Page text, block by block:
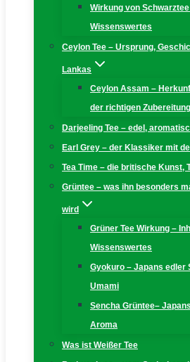
Wirkung von
Wissenswertes
Ceylon Tee – Ursprung,
Lankas
Ceylon Assam –
der richtigen Zubereitung
Darjeeling Tee – edel,
Earl Grey – der Klassiker mit
Tea Time – die britische Kunst,
Grüntee – was ihn besonders
wird
Grüner Tee Wirkung –
Wissenswertes
Gyokuro – Japans edler
Umami
Sencha Grüntee–
Aroma
Was ist Weißer Tee